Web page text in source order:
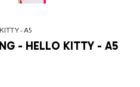
- A5
- HELLO KITTY - A5